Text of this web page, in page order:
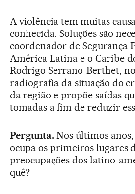
A violência tem muitas
conhecida. Soluções são
coordenador de Segurança
América Latina e o Caribe
Rodrigo Serrano-Berthet,
radiografia da situação do
da região e propõe saídas
tomadas a fim de reduzir
Pergunta.Nos últimos
ocupa os primeiros lugares
preocupações dos latino-
quê?